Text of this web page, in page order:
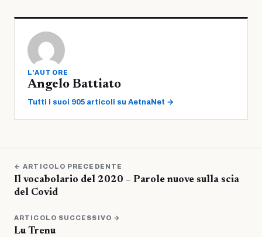
L'AUTORE
Angelo Battiato
Tutti i suoi 905 articoli su AetnaNet →
← ARTICOLO PRECEDENTE
Il vocabolario del 2020 – Parole nuove sulla scia
del Covid
ARTICOLO SUCCESSIVO →
Lu Trenu